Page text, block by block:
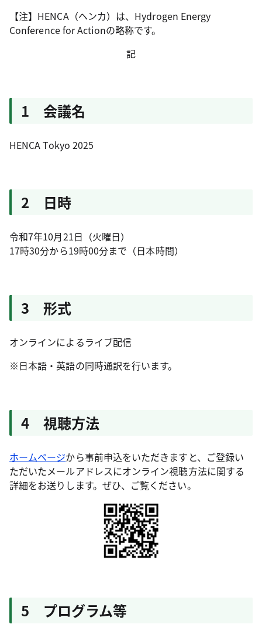
【注】HENCA（ヘンカ）は、Hydrogen Energy
Conference for Actionの略称です。
記
1 会議名
HENCA Tokyo 2025
2 日時
令和7年10月21日（火曜日）
17時30分から19時00分まで（日本時間）
3 形式
オンラインによるライブ配信
※日本語・英語の同時通訳を行います。
4 視聴方法
ホームページから事前申込をいただきますと、ご登録い
ただいたメールアドレスにオンライン視聴方法に関する
詳細をお送りします。ぜひ、ご覧ください。
5 プログラム等